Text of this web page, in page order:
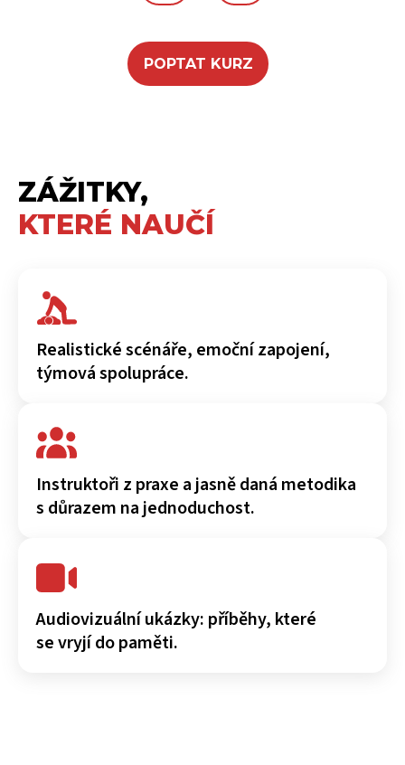
POPTAT KURZ
ZÁŽITKY,
KTERÉ NAUČÍ
Realistické scénáře, emoční zapojení,
týmová spolupráce.
Instruktoři z praxe a jasně daná metodika
s důrazem na jednoduchost.
Audiovizuální ukázky: příběhy, které
se vryjí do paměti.